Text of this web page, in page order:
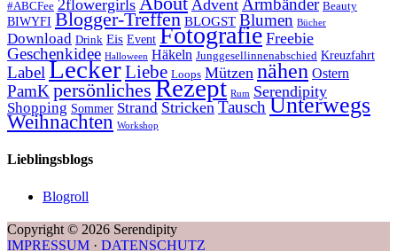
#ABCFee 2flowergirls Advent Armbänder Beauty
BIWYFI Blogger-Treffen BLOGST Blumen Bücher
Download Drink Eis Event Fotografie Freebie
Geschenkidee Halloween Häkeln Junggesellinnenabschied Kreuzfahrt
LabelLeckerLiebe Loops Mützen nähen Ostern
PamKpersönliches Rezept Rum Serendipity
Shopping Sommer Strand Stricken TauschUnterwegs
Weihnachten Workshop
Lieblingsblogs
Blogroll
Copyright © 2026 Serendipity
IMPRESSUM · DATENSCHUTZ